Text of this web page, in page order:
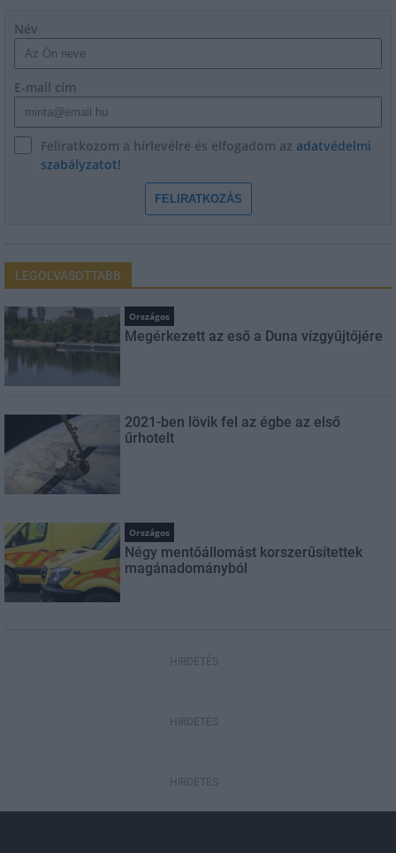
Név
E-mail cím
Feliratkozom a hírlevélre és elfogadom az adatvédelmi
szabályzatot!
FELIRATKOZÁS
LEGOLVASOTTABB
Országos
Megérkezett az eső a Duna vízgyűjtőjére
2021-ben lövik fel az égbe az első
űrhotelt
Országos
Négy mentőállomást korszerűsítettek
magánadományból
HIRDETÉS
HIRDETÉS
HIRDETÉS